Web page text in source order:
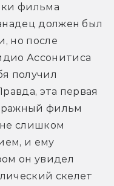
фильма
должен был
но после
Ассонитиса
получил
эта первая
фильм
слишком
и ему
он увидел
скелет